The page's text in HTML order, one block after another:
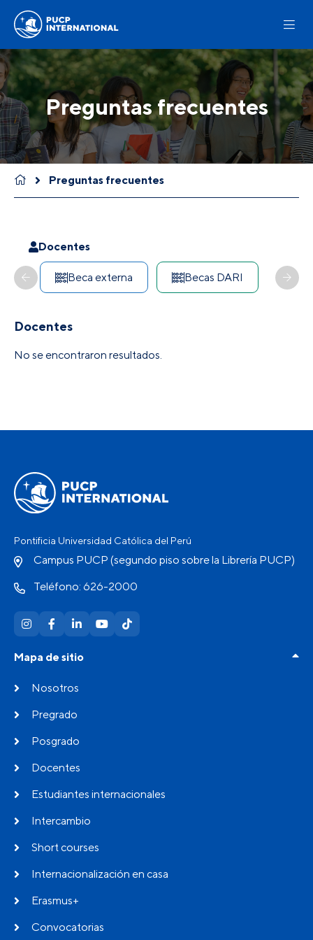
Preguntas frecuentes
Preguntas frecuentes
Docentes
Beca externa Becas DARI
Docentes
No se encontraron resultados.
Pontificia Universidad Católica del Perú
Campus PUCP (segundo piso sobre la Librería PUCP)
Teléfono: 626-2000
Mapa de sitio
Nosotros
Pregrado
Posgrado
Docentes
Estudiantes internacionales
Intercambio
Short courses
Internacionalización en casa
Erasmus+
Convocatorias